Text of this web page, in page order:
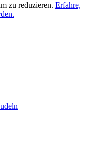
zu reduzieren. Erfahre,